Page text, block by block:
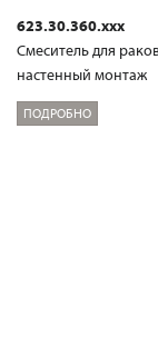
623.30.360.xxx
Смеситель для
настенный монтаж
ПОДРОБНО